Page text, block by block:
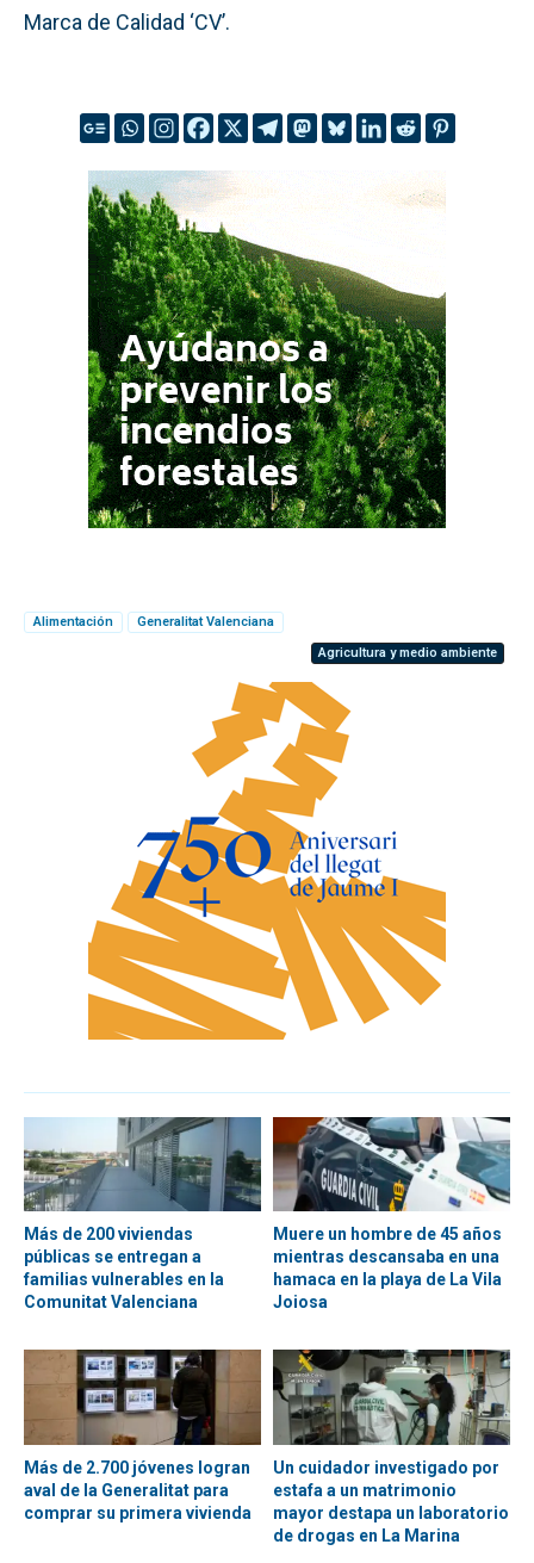
Marca de Calidad ‘CV’.
Alimentación
Generalitat Valenciana
Agricultura y medio ambiente
Más de 200 viviendas
públicas se entregan a
familias vulnerables en la
Comunitat Valenciana
Muere un hombre de 45 años
mientras descansaba en una
hamaca en la playa de La Vila
Joiosa
Más de 2.700 jóvenes logran
aval de la Generalitat para
comprar su primera vivienda
Un cuidador investigado por
estafa a un matrimonio
mayor destapa un laboratorio
de drogas en La Marina